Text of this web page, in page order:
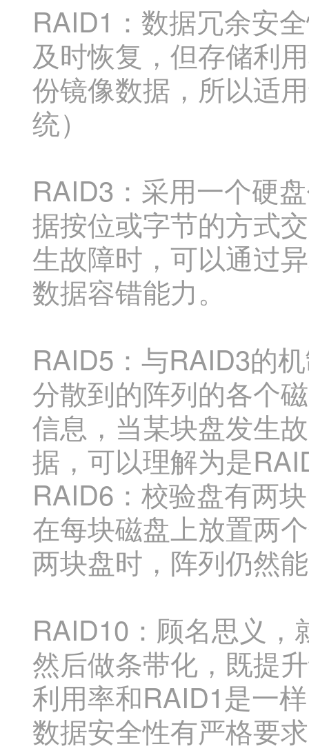
RAID1：数据冗余安
及时恢复，但存储利
份镜像数据，所以适
统）
RAID3：采用一个硬
据按位或字节的方式
生故障时，可以通过
数据容错能力。
RAID5：与RAID3的
分散到的阵列的各个
信息，当某块盘发生
据，可以理解为是
RAID6：校验盘有两
在每块磁盘上放置两
两块盘时，阵列仍然
RAID10：顾名思义
然后做条带化，既提
利用率和RAID1是一
数据安全性有严格要